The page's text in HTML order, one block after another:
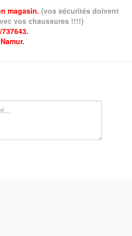
magasin. (vos sécurités doivent
vos chaussures !!!!)